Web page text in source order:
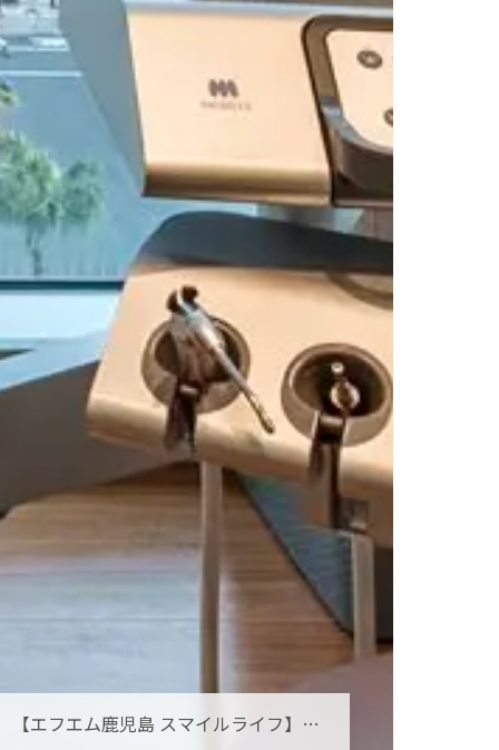
【エフエム鹿児島 スマイルライフ】オーラルフレイルとは？お口の小さな衰えを見逃さないために